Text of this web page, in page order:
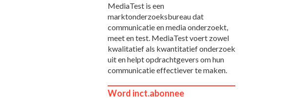
MediaTest is een
marktonderzoeksbureau dat
communicatie en media onderzoekt,
meet en test. MediaTest voert zowel
kwalitatief als kwantitatief onderzoek
uit en helpt opdrachtgevers om hun
communicatie effectiever te maken.
Word inct.abonnee